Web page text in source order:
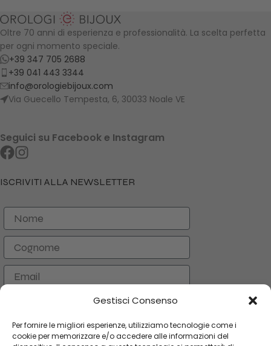
Gestisci Consenso
Per fornire le migliori esperienze, utilizziamo tecnologie come i
cookie per memorizzare e/o accedere alle informazioni del
Oltre 70 anni di esperienza e professionalità. La scelta perfetta
per ogni momento speciale.
+39 347 705 2688
+39 041 443 3344
info@orologiebijoux.com
Via Guecello Tempesta, 6, 30033 Noale VE
Seguici su Facebook e Instagram
ISCRIVITI ALLA NEWSLETTER
Nome
Cognome
Email
ISCRIVITI